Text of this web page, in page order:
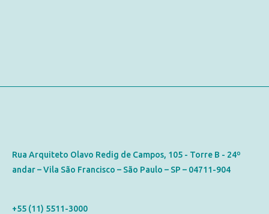
Rua Arquiteto Olavo Redig de Campos, 105 - Torre B - 24º
andar – Vila São Francisco – São Paulo – SP – 04711-904
+55 (11) 5511-3000